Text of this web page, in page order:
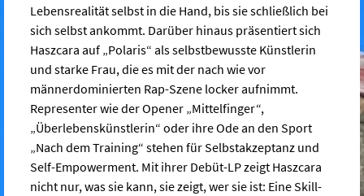
Lebensrealität selbst in die Hand, bis sie schließlich bei
sich selbst ankommt. Darüber hinaus präsentiert sich
Haszcara auf „Polaris“ als selbstbewusste Künstlerin
und starke Frau, die es mit der nach wie vor
männerdominierten Rap-Szene locker aufnimmt.
Representer wie der Opener „Mittelfinger“,
„Überlebenskünstlerin“ oder ihre Ode an den Sport
„Nach dem Training“ stehen für Selbstakzeptanz und
Self-Empowerment. Mit ihrer Debüt-LP zeigt Haszcara
nicht nur, was sie kann, sie zeigt, wer sie ist: Eine Skill-